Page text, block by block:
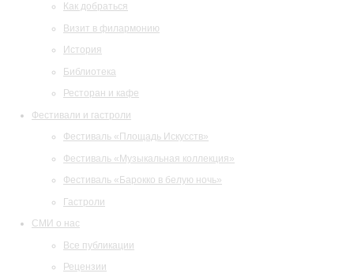
Как добраться
Визит в филармонию
История
Библиотека
Ресторан и кафе
Фестивали и гастроли
Фестиваль «Площадь Искусств»
Фестиваль «Музыкальная коллекция»
Фестиваль «Барокко в белую ночь»
Гастроли
СМИ о нас
Все публикации
Рецензии